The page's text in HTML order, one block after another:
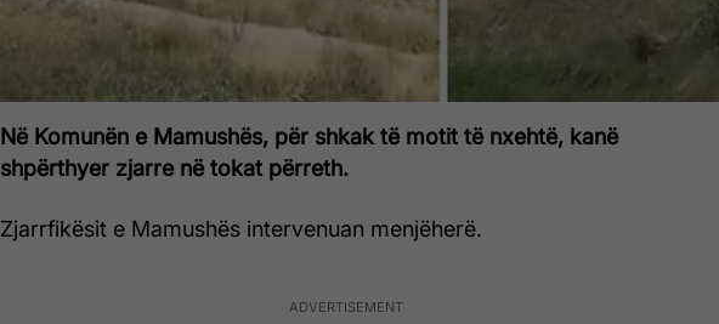
Në Komunën e Mamushës, për shkak të motit të nxehtë, kanë
shpërthyer zjarre në tokat përreth.
Zjarrfikësit e Mamushës intervenuan menjëherë.